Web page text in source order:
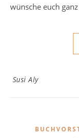
wünsche euch
Susi Aly